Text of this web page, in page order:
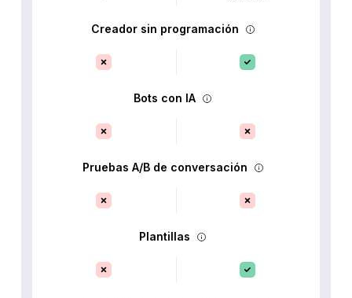
Creador sin programación
Bots con IA
Pruebas A/B de conversación
Plantillas